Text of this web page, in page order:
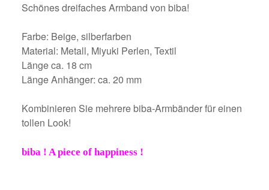
Schönes dreifaches Armband von biba!
Farbe: Beige, silberfarben
Material: Metall, Miyuki Perlen, Textil
Länge ca. 18 cm
Länge Anhänger: ca. 20 mm
Kombinieren Sie mehrere biba-Armbänder für einen
tollen Look!
biba ! A piece of happiness !